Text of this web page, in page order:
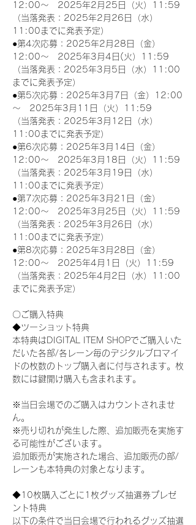
12:00～　2025年2月25日（火）11:59
（当落発表：2025年2月26日（水）
11:00までに発表予定）
●第4次応募：2025年2月28日（金）
12:00～　2025年3月4日(火）11:59
（当落発表：2025年3月5日（水）11:00
までに発表予定）
●第5次応募：2025年3月7日（金）12:00
～　2025年3月11日（火）11:59
（当落発表：2025年3月12日（水）
11:00までに発表予定）
●第6次応募：2025年3月14日（金）
12:00～　2025年3月18日（火）11:59
（当落発表：2025年3月19日（水）
11:00までに発表予定）
●第7次応募：2025年3月21日（金）
12:00～　2025年3月25日（火）11:59
（当落発表：2025年3月26日（水）
11:00までに発表予定）
●第8次応募：2025年3月28日（金）
12:00～　2025年4月1日（火）11:59
（当落発表：2025年4月2日（水）11:00
までに発表予定）
〇ご購入特典
◆ツーショット特典
本特典はDIGITAL ITEM SHOPでご購入いた
だいた各部/各レーン毎のデジタルブロマイ
ドの枚数のトップ購入者に付与されます。枚
数には鍵開け購入も含まれます。
※当日会場でのご購入はカウントされませ
ん。
※売り切れが発生した際、追加販売を実施す
る可能性がございます。
追加販売が実施された場合、追加販売の部/
レーンも本特典の対象となります。
◆10枚購入ごとに1枚グッズ抽選券プレゼ
ント特典
以下の条件で当日会場で行われるグッズ抽選